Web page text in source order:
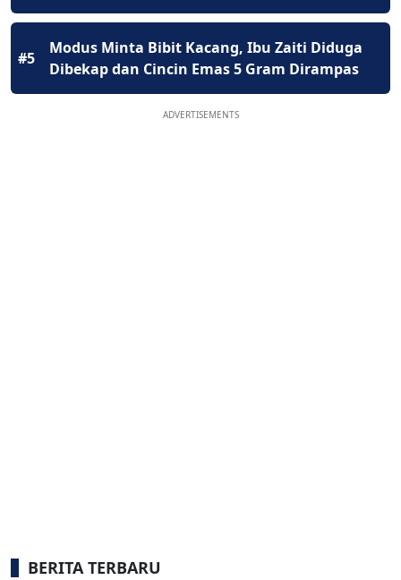
#5
Modus Minta Bibit Kacang, Ibu Zaiti Diduga
Dibekap dan Cincin Emas 5 Gram Dirampas
ADVERTISEMENTS
BERITA TERBARU